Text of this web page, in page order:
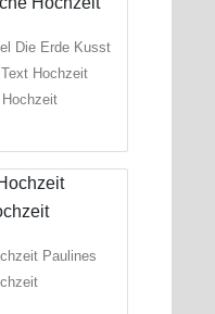
Die Erde Kusst
Hochzeit
Paulines